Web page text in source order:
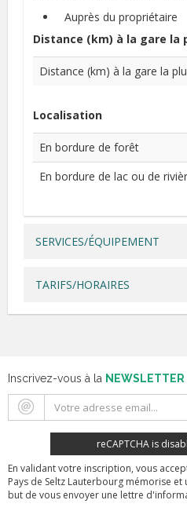
Auprès du propriétaire
Distance (km) à la gare la
Distance (km) à la gare la
Localisation
En bordure de forêt
En bordure de lac ou de
SERVICES/ÉQUIPEMENT
TARIFS/HORAIRES
Inscrivez-vous à la NEWSLETTER
reCAPTCHA is
En validant votre inscription, vous
Pays de Seltz Lauterbourg mémorise
but de vous envoyer une lettre